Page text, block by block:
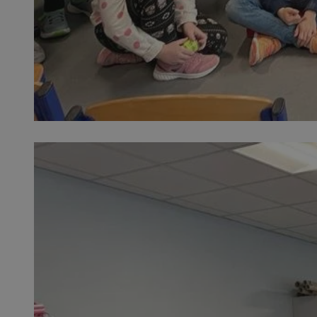
SessID
QeSessID
MvSessID
__cf_bm
suid
INGRESSCOOKIE